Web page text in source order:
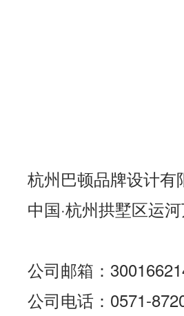
杭州巴顿品牌设计有
中国·杭州拱墅区运
公司邮箱：
公司电话：0571-